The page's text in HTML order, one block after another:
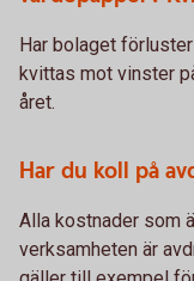
Har bolaget
kvittas mot vinster
året.
Har du koll på
Alla kostnader som
verksamheten är